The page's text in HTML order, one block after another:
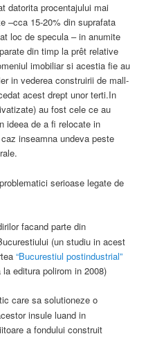
datorita procentajului mai
–cca 15-20% din suprafata
loc de specula – in anumite
din timp la prêt relative
imobiliar si acestia fie au
in vederea construirii de mall-
acest drept unor terti.In
au fost cele ce au
ideea de a fi relocate in
inseamna undeva peste
serioase legate de
facand parte din
(un studiu in acest
“Bucurestiul postindustrial”
la editura polirom in 2008)
care sa solutioneze o
insule luand in
a fondului construit